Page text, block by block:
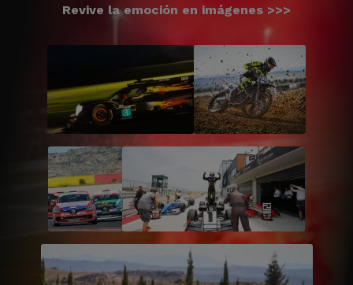
Revive la emoción en imágenes >>>